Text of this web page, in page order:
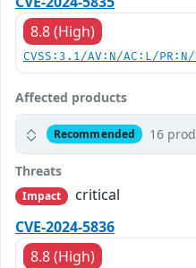
8.8 (High)
CVSS:3.1/AV:N/AC:L/
Affected products
Recommended 16
Threats
Impact
critical
CVE-2024-5836
8.8 (High)